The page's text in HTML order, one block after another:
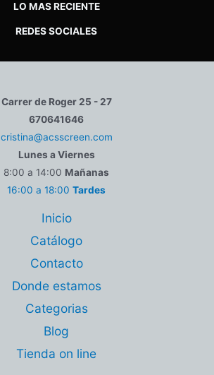
LO MAS RECIENTE
REDES SOCIALES
Carrer de Roger 25 - 27
670641646
cristina@acsscreen.com
Lunes a Viernes
8:00 a 14:00 Mañanas
16:00 a 18:00 Tardes
Inicio
Catálogo
Contacto
Donde estamos
Categorias
Blog
Tienda on line